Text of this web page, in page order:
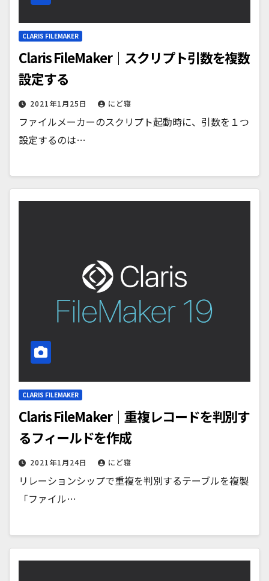
CLARIS FILEMAKER
Claris FileMaker｜スクリプト引数を複数
設定する
2021年1月25日 にど寝
ファイルメーカーのスクリプト起動時に、引数を１つ
設定するのは…
CLARIS FILEMAKER
Claris FileMaker｜重複レコードを判別す
るフィールドを作成
2021年1月24日 にど寝
リレーションシップで重複を判別するテーブルを複製
「ファイル…